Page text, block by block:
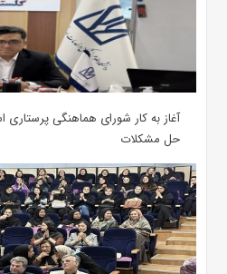
آغاز به کار شورای هماهنگی پرستاری
حل مشکلات